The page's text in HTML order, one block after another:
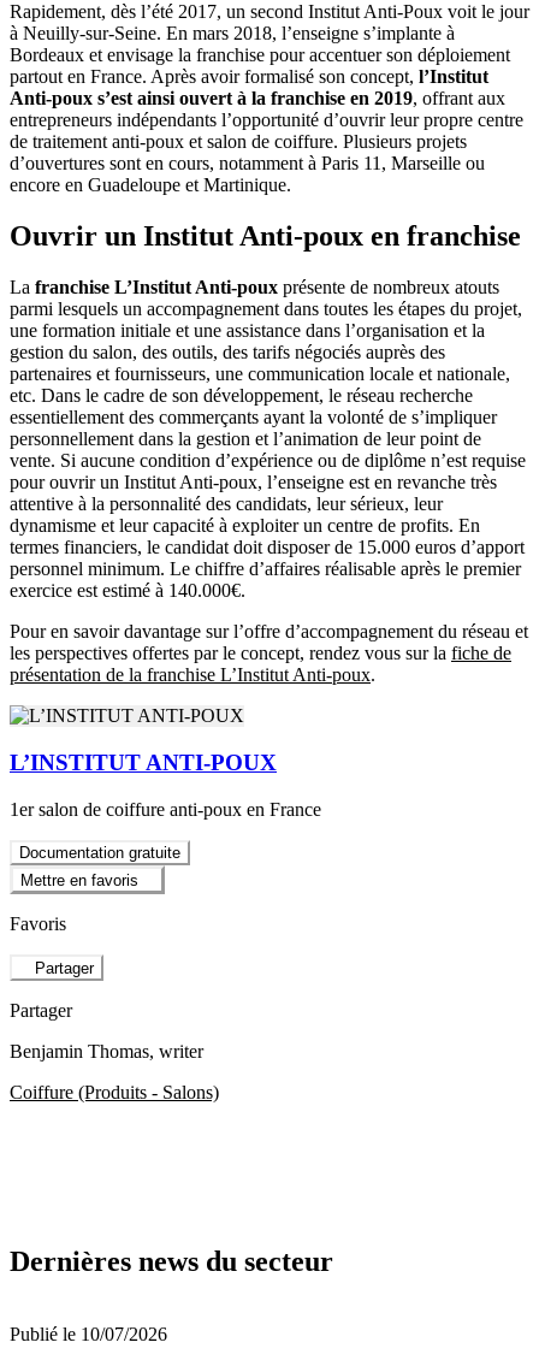
Rapidement, dès l’été 2017, un second Institut Anti-Poux voit le jour
à Neuilly-sur-Seine. En mars 2018, l’enseigne s’implante à
Bordeaux et envisage la franchise pour accentuer son déploiement
partout en France. Après avoir formalisé son concept, l’Institut
Anti-poux s’est ainsi ouvert à la franchise en 2019, offrant aux
entrepreneurs indépendants l’opportunité d’ouvrir leur propre centre
de traitement anti-poux et salon de coiffure. Plusieurs projets
d’ouvertures sont en cours, notamment à Paris 11, Marseille ou
encore en Guadeloupe et Martinique.
Ouvrir un Institut Anti-poux en franchise
La franchise L’Institut Anti-poux présente de nombreux atouts
parmi lesquels un accompagnement dans toutes les étapes du projet,
une formation initiale et une assistance dans l’organisation et la
gestion du salon, des outils, des tarifs négociés auprès des
partenaires et fournisseurs, une communication locale et nationale,
etc. Dans le cadre de son développement, le réseau recherche
essentiellement des commerçants ayant la volonté de s’impliquer
personnellement dans la gestion et l’animation de leur point de
vente. Si aucune condition d’expérience ou de diplôme n’est requise
pour ouvrir un Institut Anti-poux, l’enseigne est en revanche très
attentive à la personnalité des candidats, leur sérieux, leur
dynamisme et leur capacité à exploiter un centre de profits. En
termes financiers, le candidat doit disposer de 15.000 euros d’apport
personnel minimum. Le chiffre d’affaires réalisable après le premier
exercice est estimé à 140.000€.
Pour en savoir davantage sur l’offre d’accompagnement du réseau et
les perspectives offertes par le concept, rendez vous sur la fiche de
présentation de la franchise L’Institut Anti-poux.
L’INSTITUT ANTI-POUX
1er salon de coiffure anti-poux en France
Documentation gratuite
Mettre en favoris
Favoris
Partager
Partager
Benjamin Thomas, writer
Coiffure (Produits - Salons)
Dernières news du secteur
Publié le 10/07/2026